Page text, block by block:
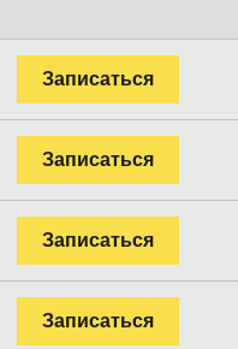
Записаться
Записаться
Записаться
Записаться